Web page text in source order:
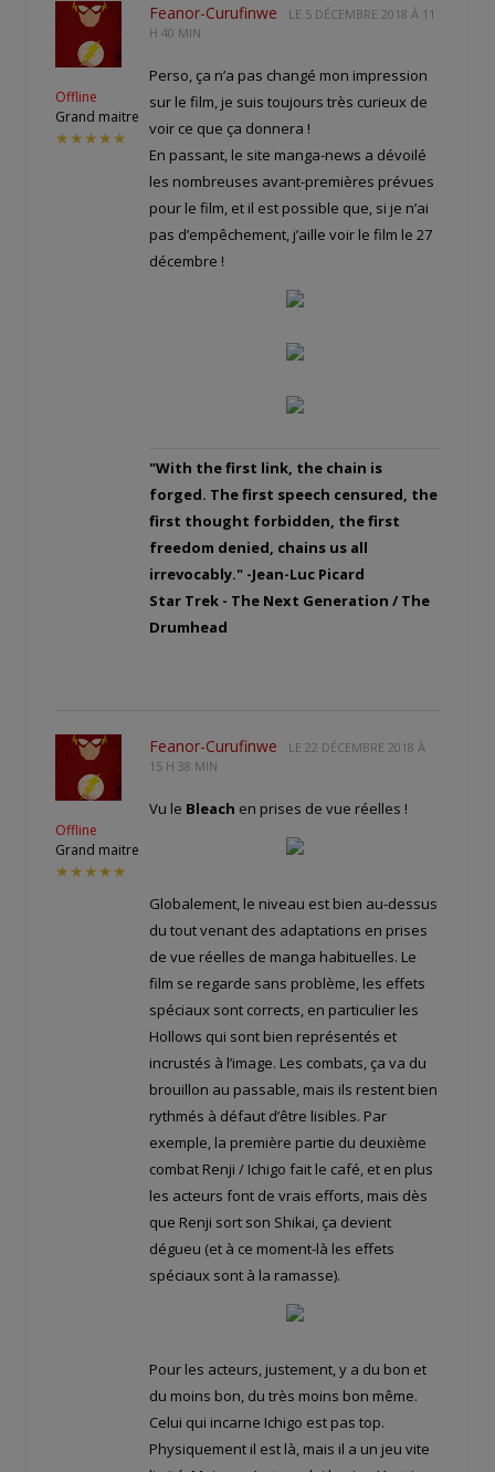
Offline
Grand maitre
★★★★★
Feanor-Curufinwe LE 5 DÉCEMBRE 2018 À 11
H 40 MIN
Perso, ça n’a pas changé mon impression
sur le film, je suis toujours très curieux de
voir ce que ça donnera !
En passant, le site manga-news a dévoilé
les nombreuses avant-premières prévues
pour le film, et il est possible que, si je n’ai
pas d’empêchement, j’aille voir le film le 27
décembre !
"With the first link, the chain is
forged. The first speech censured, the
first thought forbidden, the first
freedom denied, chains us all
irrevocably." -Jean-Luc Picard
Star Trek - The Next Generation / The
Drumhead
Offline
Grand maitre
★★★★★
Feanor-Curufinwe LE 22 DÉCEMBRE 2018 À
15 H 38 MIN
Vu le Bleach en prises de vue réelles !
Globalement, le niveau est bien au-dessus
du tout venant des adaptations en prises
de vue réelles de manga habituelles. Le
film se regarde sans problème, les effets
spéciaux sont corrects, en particulier les
Hollows qui sont bien représentés et
incrustés à l’image. Les combats, ça va du
brouillon au passable, mais ils restent bien
rythmés à défaut d’être lisibles. Par
exemple, la première partie du deuxième
combat Renji / Ichigo fait le café, et en plus
les acteurs font de vrais efforts, mais dès
que Renji sort son Shikai, ça devient
dégueu (et à ce moment-là les effets
spéciaux sont à la ramasse).
Pour les acteurs, justement, y a du bon et
du moins bon, du très moins bon même.
Celui qui incarne Ichigo est pas top.
Physiquement il est là, mais il a un jeu vite